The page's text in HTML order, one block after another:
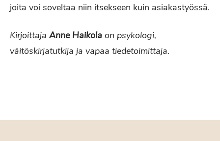
joita voi soveltaa niin itsekseen kuin asiakastyössä.
Kirjoittaja Anne Haikola on psykologi,
väitöskirjatutkija ja vapaa tiedetoimittaja.